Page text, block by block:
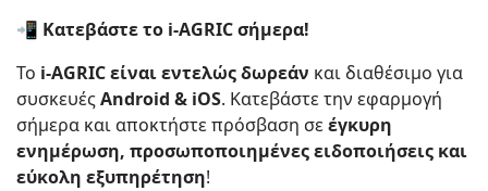
📲 Κατεβάστε το i-AGRIC σήμερα!
Το i-AGRIC είναι εντελώς δωρεάν και διαθέσιμο για
συσκευέςAndroid & iOS. Κατεβάστε την εφαρμογή
σήμερα και αποκτήστε πρόσβαση σεέγκυρη
ενημέρωση, προσωποποιημένες ειδοποιήσεις και
εύκολη εξυπηρέτηση!